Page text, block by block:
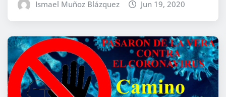
Ismael Muñoz Blázquez Jun 19, 2020